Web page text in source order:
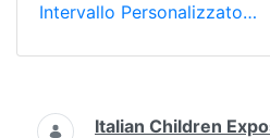
Intervallo Personalizzato…
Ricerca
Italian Children